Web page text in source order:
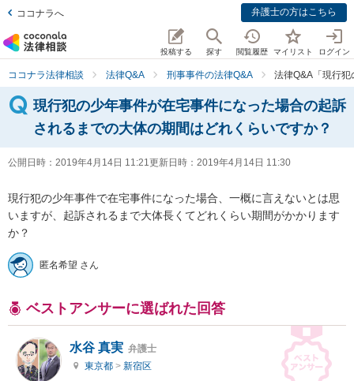
ココナラへ 弁護士の方はこちら
投稿する 探す 閲覧履歴 マイリスト ログイン
ココナラ法律相談 法律Q&A 刑事事件の法律Q&A 法律Q&A「現行
現行犯の少年事件が在宅事件になった場合の起訴
されるまでの大体の期間はどれくらいですか？
公開日時： 2019年4月14日 11:21更新日時： 2019年4月14日 11:30
現行犯の少年事件で在宅事件になった場合、一概に言えないとは思
いますが、起訴されるまで大体長くてどれくらい期間がかかります
か？
匿名希望 さん
ベストアンサーに選ばれた回答
水谷 真実 弁護士
東京都 > 新宿区